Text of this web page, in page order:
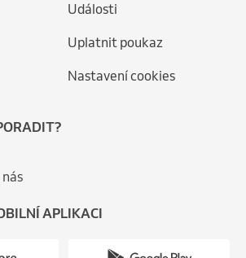
Události
Uplatnit poukaz
Nastavení cookies
APLIKACI